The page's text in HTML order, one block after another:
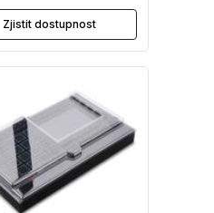
Zjistit dostupnost